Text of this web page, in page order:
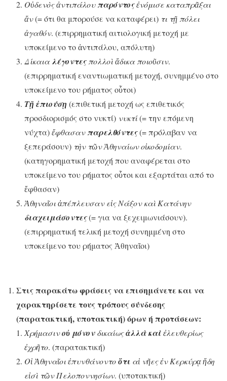
Οὐδενὸς ἀντιπάλουπαρόντοςἐνόμισε καταπρᾶξαι
ἄν(= ότι θα μπορούσε να καταφέρει) τι τῇ πόλει
ἀγαθόν. (επιρρηματική αιτιολογική μετοχή με
υποκείμενο το ἀντιπάλου, απόλυτη)
Δίκαιαλέγοντεςπολλοὶ ἄδικα ποιοῦσιν.
(επιρρηματική εναντιωματική μετοχή, συνημμένο στο
υποκείμενο του ρήματος οὗτοι)
Τῇ ἐπιούσῃ (επιθετική μετοχή ως επιθετικός
προσδιορισμός στο νυκτί) νυκτί(= την επόμενη
νύχτα)ἔφθασανπαρελθόντες(= πρόλαβαν να
ξεπεράσουν) τὴν τῶν Ἀθηναίων οἰκοδομίαν.
(κατηγορηματική μετοχή που αναφέρεται στο
υποκείμενο του ρήματος οὗτοι και εξαρτάται από το
ἔφθασαν)
Ἀθηναῖοι ἀπέπλευσαν εἰς Νάξον καὶ Κατάνην
διαχειμάσοντες(= για να ξεχειμωνιάσουν).
(επιρρηματική τελική μετοχή συνημμένη στο
υποκείμενο του ρήματος Ἀθηναῖοι)
Στις παρακάτω φράσεις να επισημάνετε και να
χαρακτηρίσετε τους τρόπους σύνδεσης
(παρατακτική, υποτακτική) όρων ή προτάσεων:
Χρήμασινοὐ μόνονδικαίωςἀλλὰ καὶἐλευθερίως
ἐχρῆτο. (παρατακτική)
Οἱ Ἀθηναῖοι ἐπυνθάνοντοὅτι αἱ νῆες ἐν Κερκύρᾳ ἤδη
εἰσὶ τῶν Πελοποννησίων. (υποτακτική)